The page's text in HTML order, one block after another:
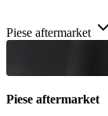
Piese aftermarket
Piese aftermarket